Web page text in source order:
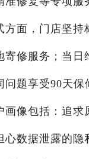
方面，门店坚
寄修服务；当日
问题享受90天保
画像包括：追求
心数据泄露的